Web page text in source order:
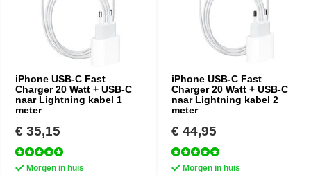
iPhone USB-C Fast
Charger 20 Watt + USB-C
naar Lightning kabel 1
meter
€ 35,15
Morgen in huis
iPhone USB-C Fast
Charger 20 Watt + USB-C
naar Lightning kabel 2
meter
€ 44,95
Morgen in huis